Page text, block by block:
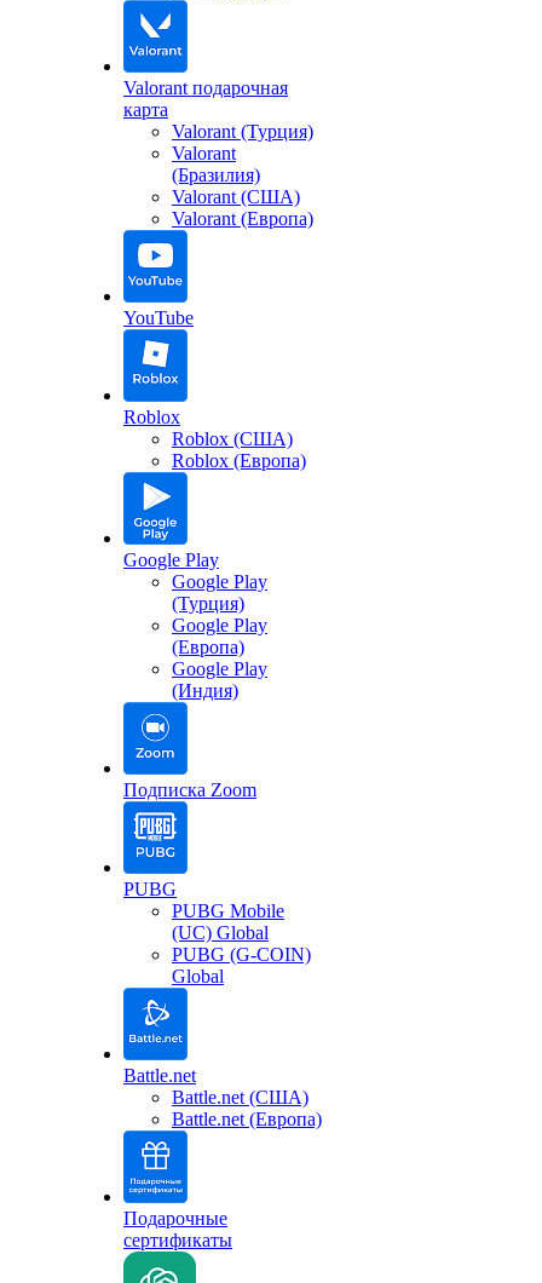
Valorant подарочная
карта
Valorant (Турция)
Valorant
(Бразилия)
Valorant (США)
Valorant (Европа)
YouTube
Roblox
Roblox (США)
Roblox (Европа)
Google Play
Google Play
(Турция)
Google Play
(Европа)
Google Play
(Индия)
Подписка Zoom
PUBG
PUBG Mobile
(UC) Global
PUBG (G-COIN)
Global
Battle.net
Battle.net (США)
Battle.net (Европа)
Подарочные
сертификаты